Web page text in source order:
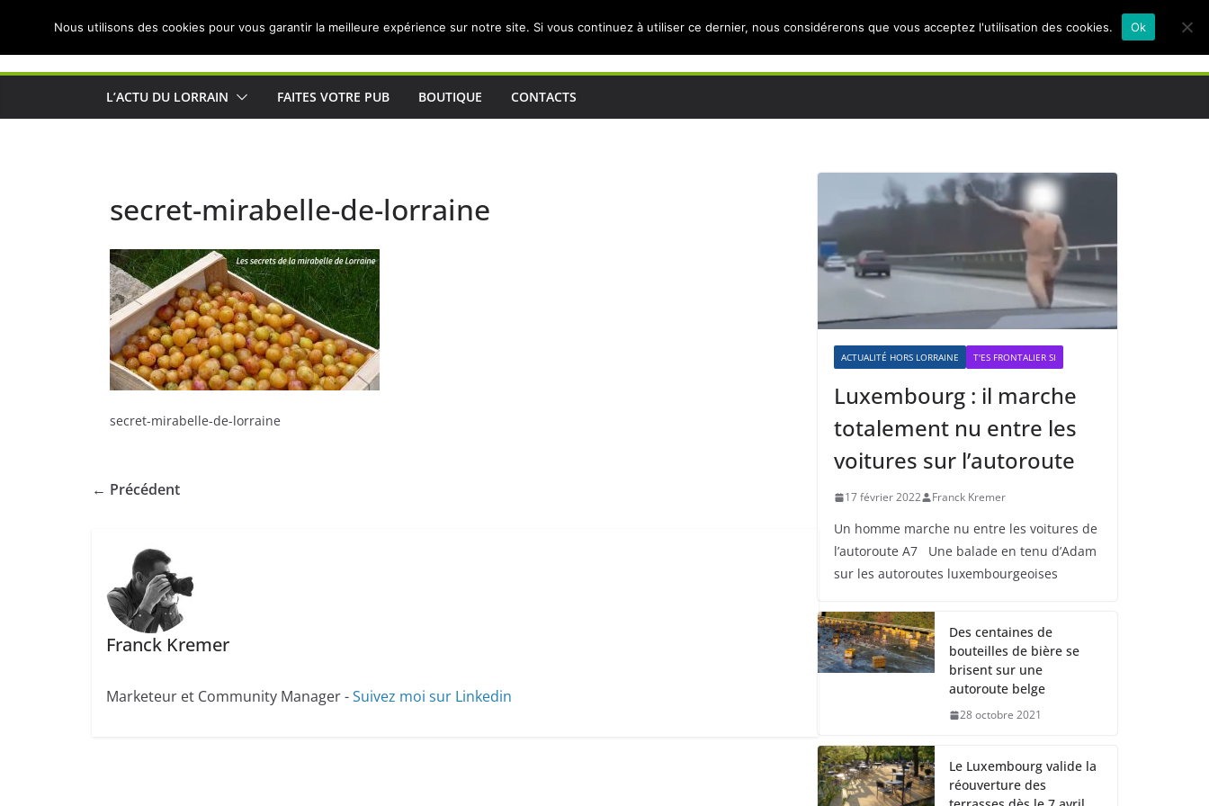
Actualités de Lorraine pour les Lorrains
L’ACTU DU LORRAIN FAITES VOTRE PUB BOUTIQUE CONTACTS
secret-mirabelle-de-lorraine
secret-mirabelle-de-lorraine
← Précédent
Franck Kremer
Marketeur et Community Manager -Suivez moi sur Linkedin
ACTUALITÉ HORS LORRAINE T'ES FRONTALIER SI
Luxembourg : il marche
totalement nu entre les
voitures sur l’autoroute
17 février 2022 Franck Kremer
Un homme marche nu entre les voitures de
l’autoroute A7 Une balade en tenu d’Adam
sur les autoroutes luxembourgeoises
Des centaines de
bouteilles de bière se
brisent sur une
autoroute belge
28 octobre 2021
Le Luxembourg valide la
réouverture des
Nous utilisons des cookies pour vous garantir la meilleure expérience sur notre site. Si vous continuez à utiliser ce dernier, nous considérerons que vous acceptez l'utilisation des cookies. Ok